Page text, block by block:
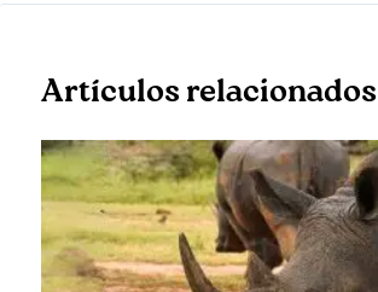
Artículos relacionados